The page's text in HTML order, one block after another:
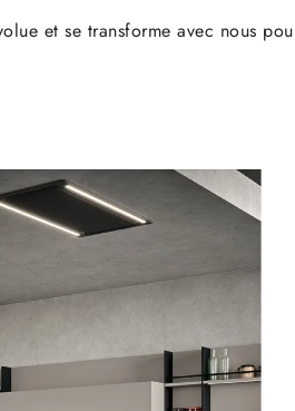
et se transforme avec nous